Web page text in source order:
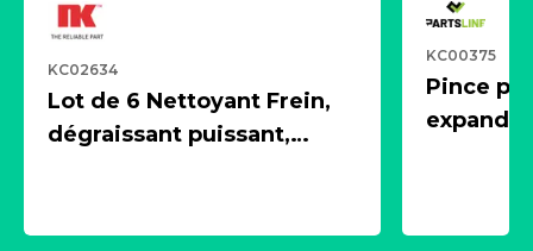
KC02634
Lot de 6 Nettoyant Frein,
dégraissant puissant,
KC00375
Pince